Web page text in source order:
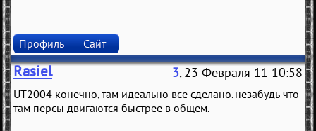
Профиль Сайт
Rasiel 3, 23 Февраля 11 10:58
UT2004 конечно, там идеально все сделано. незабудь что
там персы двигаются быстрее в общем.